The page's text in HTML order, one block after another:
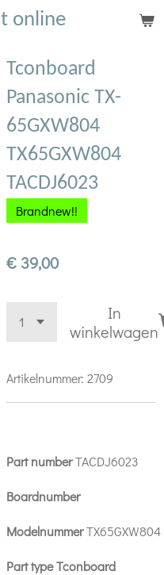
online
Tconboard
Panasonic TX-
65GXW804
TX65GXW804
TACDJ6023
Brandnew!!
€ 39,00
In
winkelwagen
Artikelnummer: 2709
Part numberTACDJ6023
Boardnumber
ModelnummerTX65GXW804
Part type Tconboard